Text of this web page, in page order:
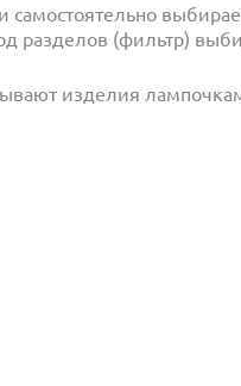
самостоятельно
разделов (фильтр)
изделия